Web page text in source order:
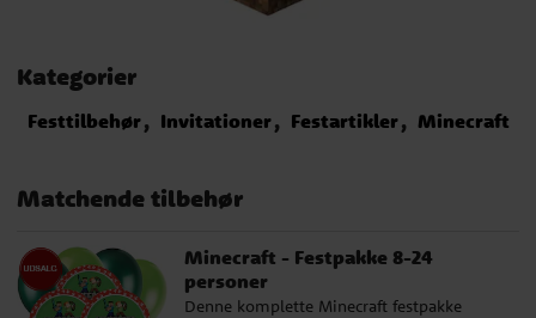
Kategorier
Festtilbehør Invitationer Festartikler Minecraft
Matchende tilbehør
Minecraft - Festpakke 8-24
personer
Denne komplette Minecraft festpakke